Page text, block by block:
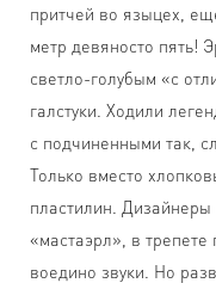
притчей во языцех,
метр девяносто пять!
светло-голубым «с
галстуки. Ходили
с подчиненными так,
Только вместо
пластилин.
«мастаэрл», в
воедино звуки. Но